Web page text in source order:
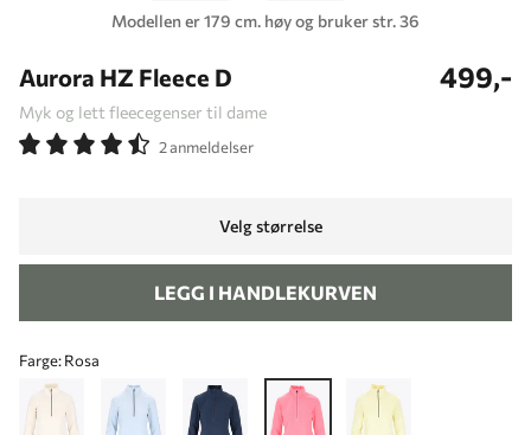
Modellen er 179 cm. høy og bruker str. 36
Aurora HZ Fleece D
Myk og lett fleecegenser til dame
499,-
2 anmeldelser
Velg størrelse
LEGG I HANDLEKURVEN
Farge:Rosa